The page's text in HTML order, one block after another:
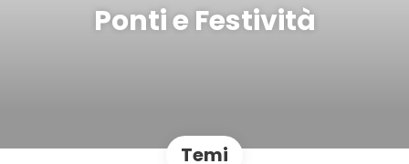
Ponti e Festività
Temi